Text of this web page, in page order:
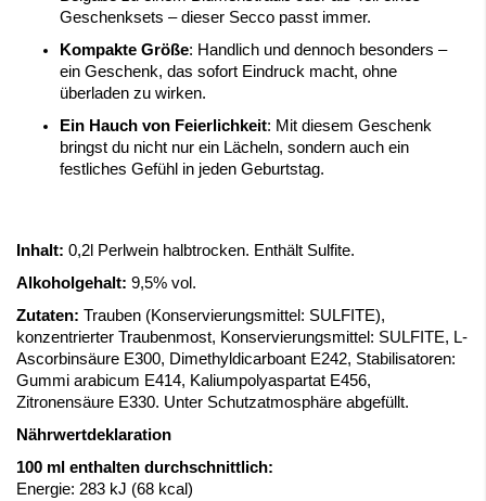
Geschenksets – dieser Secco passt immer.
Kompakte Größe: Handlich und dennoch besonders –
ein Geschenk, das sofort Eindruck macht, ohne
überladen zu wirken.
Ein Hauch von Feierlichkeit: Mit diesem Geschenk
bringst du nicht nur ein Lächeln, sondern auch ein
festliches Gefühl in jeden Geburtstag.
Inhalt: 0,2l Perlwein halbtrocken. Enthält Sulfite.
Alkoholgehalt: 9,5% vol.
Zutaten: Trauben (Konservierungsmittel: SULFITE),
konzentrierter Traubenmost, Konservierungsmittel: SULFITE, L-
Ascorbinsäure E300, Dimethyldicarboant E242, Stabilisatoren:
Gummi arabicum E414, Kaliumpolyaspartat E456,
Zitronensäure E330. Unter Schutzatmosphäre abgefüllt.
Nährwertdeklaration
100 ml enthalten durchschnittlich:
Energie: 283 kJ (68 kcal)